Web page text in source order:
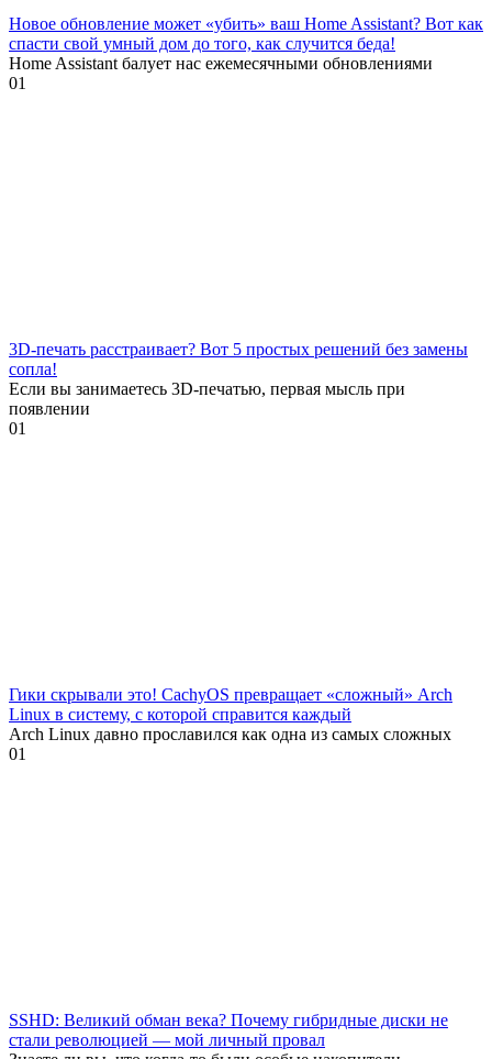
Новое обновление может «убить» ваш Home Assistant? Вот как
спасти свой умный дом до того, как случится беда!
Home Assistant балует нас ежемесячными обновлениями
01
3D-печать расстраивает? Вот 5 простых решений без замены
сопла!
Если вы занимаетесь 3D-печатью, первая мысль при
появлении
01
Гики скрывали это! CachyOS превращает «сложный» Arch
Linux в систему, с которой справится каждый
Arch Linux давно прославился как одна из самых сложных
01
SSHD: Великий обман века? Почему гибридные диски не
стали революцией — мой личный провал